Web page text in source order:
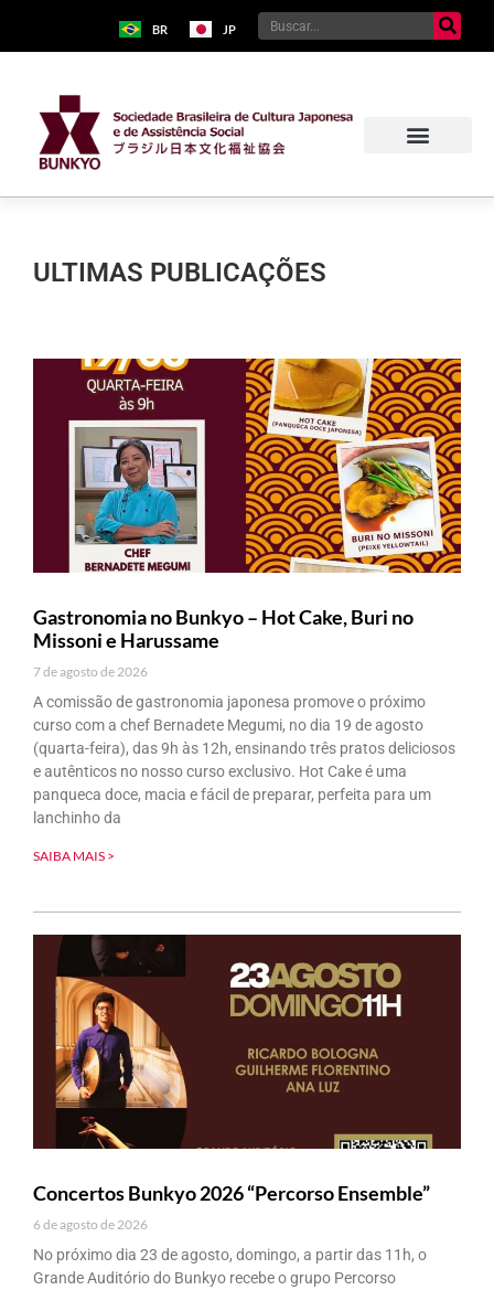
BR JP
ULTIMAS PUBLICAÇÕES
Gastronomia no Bunkyo – Hot Cake, Buri no
Missoni e Harussame
7 de agosto de 2026
A comissão de gastronomia japonesa promove o próximo
curso com a chef Bernadete Megumi, no dia 19 de agosto
(quarta-feira), das 9h às 12h, ensinando três pratos deliciosos
e autênticos no nosso curso exclusivo. Hot Cake é uma
panqueca doce, macia e fácil de preparar, perfeita para um
lanchinho da
SAIBA MAIS >
Concertos Bunkyo 2026 “Percorso Ensemble”
6 de agosto de 2026
No próximo dia 23 de agosto, domingo, a partir das 11h, o
Grande Auditório do Bunkyo recebe o grupo Percorso